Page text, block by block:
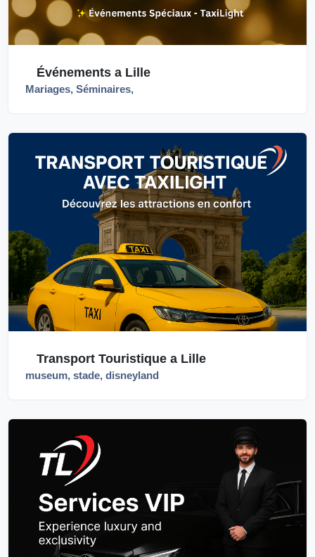
Événements a Lille
Mariages, Séminaires,
Transport Touristique a Lille
museum, stade, disneyland